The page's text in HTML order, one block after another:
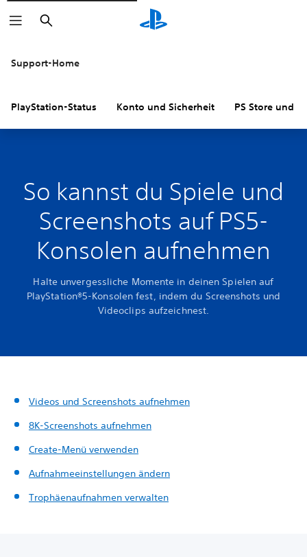
Suchen
Support-Home
PlayStation-Status Konto und Sicherheit PS Store und
So kannst du Spiele und
Screenshots auf PS5-
Konsolen aufnehmen
Halte unvergessliche Momente in deinen Spielen auf
PlayStation®5-Konsolen fest, indem du Screenshots und
Videoclips aufzeichnest.
Videos und Screenshots aufnehmen
8K-Screenshots aufnehmen
Create-Menü verwenden
Aufnahmeeinstellungen ändern
Trophäenaufnahmen verwalten